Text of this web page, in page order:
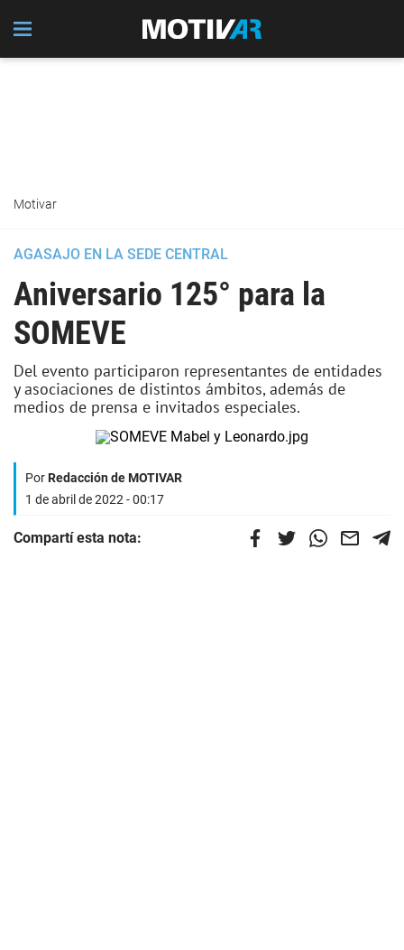
Motivar
AGASAJO EN LA SEDE CENTRAL
Aniversario 125° para la
SOMEVE
Del evento participaron representantes de entidades
y asociaciones de distintos ámbitos, además de
medios de prensa e invitados especiales.
PorRedacción de MOTIVAR
1 de abril de 2022 - 00:17
Compartí esta nota: